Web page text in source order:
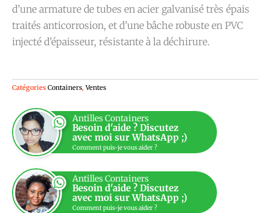
d’une armature de tubes en acier galvanisé très épais
traités anticorrosion, et d’une bâche robuste en PVC
injecté d’épaisseur, résistante à la déchirure.
Catégories Containers,Ventes
Antilles Containers
Besoin d'aide ? Discutez
avec moi sur WhatsApp ;)
Comment puis-je vous aider ?
Antilles Containers
Besoin d'aide ? Discutez
avec moi sur WhatsApp ;)
Comment puis-je vous aider ?